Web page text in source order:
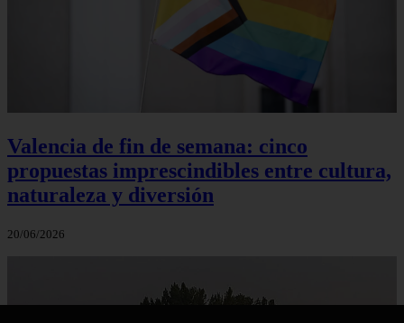
Valencia de fin de semana: cinco
propuestas imprescindibles entre cultura,
naturaleza y diversión
20/06/2026